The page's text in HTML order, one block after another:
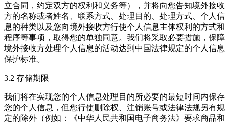
立合同，约定双方的权利和义务等），并将向您告知境外接收
方的名称或者姓名、联系方式、处理目的、处理方式、个人信
息的种类以及您向境外接收方行使个人信息主体权利的方式和
程序等事项，取得您的单独同意。我们将采取必要措施，保障
境外接收方处理个人信息的活动达到中国法律规定的个人信息
保护标准。
3.2 存储期限
我们将在实现您的个人信息处理目的所必要的最短时间内保存
您的个人信息，但您行使删除权、注销账号或法律法规另有规
定的除外（例如：《中华人民共和国电子商务法》要求商品和